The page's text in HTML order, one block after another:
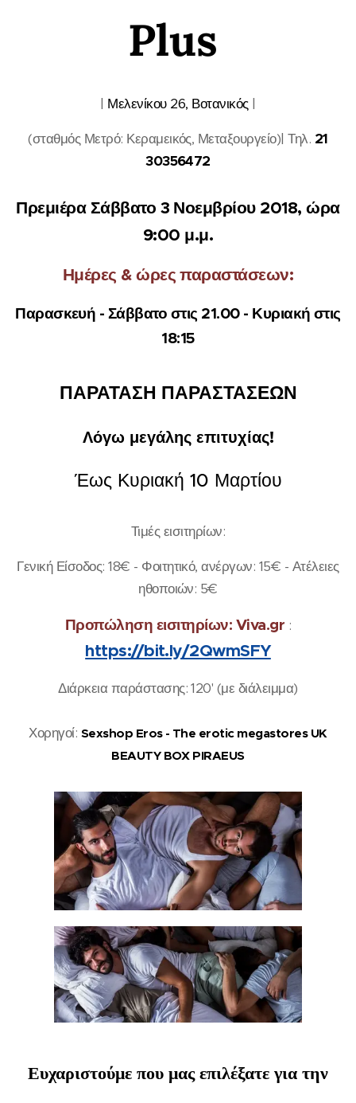
Plus
| Μελενίκου 26, Βοτανικός |
(σταθμός Μετρό: Κεραμεικός, Μεταξουργείο)| Τηλ. 21
30356472
Πρεμιέρα Σάββατο 3 Νοεμβρίου 2018, ώρα
9:00 μ.μ.
Ημέρες & ώρες παραστάσεων:
Παρασκευή - Σάββατο στις 21.00 - Κυριακή στις
18:15
ΠΑΡΑΤΑΣΗ ΠΑΡΑΣΤΑΣΕΩΝ
Λόγω μεγάλης επιτυχίας!
Έως Κυριακή 10 Μαρτίου
Τιμές εισιτηρίων:
Γενική Είσοδος: 18€ - Φοιτητικό, ανέργων: 15€ - Ατέλειες
ηθοποιών: 5€
Προπώληση εισιτηρίων: Viva.gr :
https://bit.ly/2QwmSFY
Διάρκεια παράστασης: 120' (με διάλειμμα)
Χορηγοί: Sexshop Eros - The erotic megastores UK
BEAUTY BOX PIRAEUS
Ευχαριστούμε που μας επιλέξατε για την